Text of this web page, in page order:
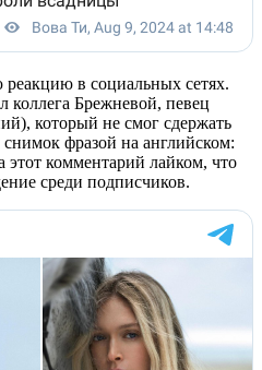
в социальных сетях.
коллега Брежневой, певец
который не смог сдержать
фразой на английском:
комментарий лайком, что
среди подписчиков.